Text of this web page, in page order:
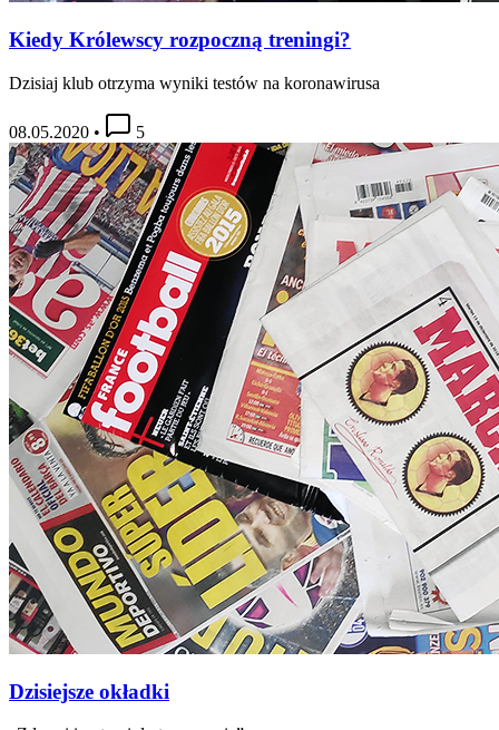
Kiedy Królewscy rozpoczną treningi?
Dzisiaj klub otrzyma wyniki testów na koronawirusa
08.05.2020 • 5
Dzisiejsze okładki